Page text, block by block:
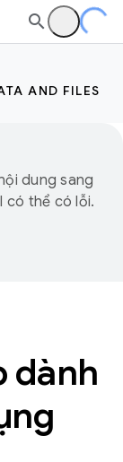
AND FILES
dung sang
có thể có lỗi.
dành